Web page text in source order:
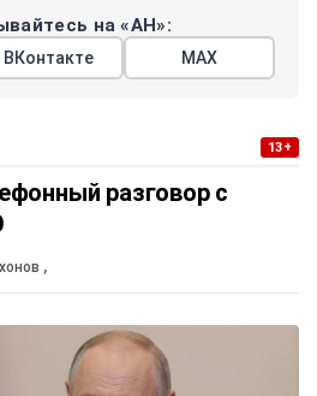
на «АН»:
ВКонтакте МАХ
13+
разговор с
,